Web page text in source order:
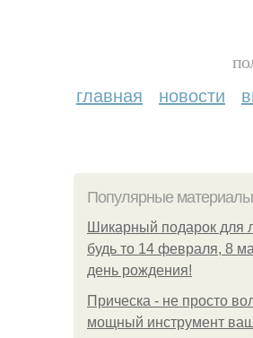
главная новости
Популярные материалы
Шикарный подарок для
будь то 14 февраля, 8
день рождения!
Прическа - не просто
мощный инструмент